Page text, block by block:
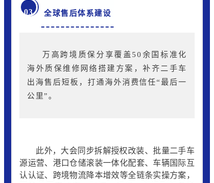
03 全球售后体系建设
万高跨境质保 分享覆盖50余国标准化
海外质保维修网络搭建方案，补齐二手车
出海售后短板，打通海外消费信任“最后一
公里”。
此外，大会同步拆解授权改装、批量二手车
源运营、港口仓储滚装一体化配套、车辆国际互
认认证、跨境物流降本增效等全链条实操方案，